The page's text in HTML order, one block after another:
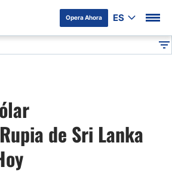
Opera Ahora ES
de Sri Lanka